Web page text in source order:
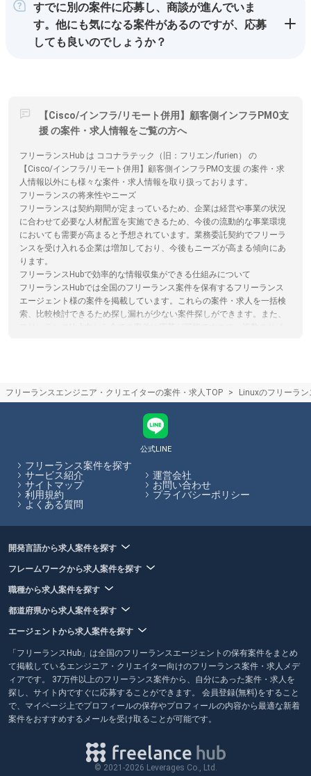
すでに別の案件に応募し、商談が進んでいま
す。他にも気になる案件があるのですが、応募
しても良いのでしょうか？
【Cisco/インフラ/リモート併用】顧客側インフラPMO支
援 の案件・求人情報をご覧の方へ
フリーランスHub は ココナラテック（旧：フリエン/furien） の
【Cisco/インフラ/リモート併用】顧客側インフラPMO支援 の案件・求
人情報以外にも様々な案件・求人情報を取り扱っております。
フリーランスの将来性やニーズ
フリーランスは契約期間が定まっているため、企業は経営や事業の状況
に合わせて必要な人材配置を実施できるため、今後の流動的な事業環境
においても需要が高まると予想されています。業務委託契約でフリーラ
ンスを受け入れる企業は増加しており、今後もニーズが高まる傾向にあ
ります。
フリーランスHubで効率的な情報収集ができる仕組みについて
フリーランスHubでは全国のフリーランス案件を保有するフリーランス
エージェント様の案件を掲載しています。これらの案件・求人を一括検
索、比較検討できるため探し漏れが少ない案件探しができます。また、
最近は在宅/リモートワーク可能な案件が増えており、フリーランスエー
多いエージェントやリモート案件が多いエージェントなど、エージェン
トによって特徴がありますので、リモート案件に強いエージェントを選
ぶのがおすすめです。フリーランスHubでは、各エージェントのサービ
ス内容やその比較をサイト内で行うことができます。
フリーランスHubはお客様のフリーランス案件探しを最大限サポートし
ていきます。
フリーランスエンジニア・クリエイターの案件・求人TOP Linuxのフリーラ
公式LINE
フリーランス案件を探す
サービス紹介
運営会社
サイトマップ
お問い合わせ
利用規約
プライバシーポリシー
よくある質問
開発言語から求人案件を探す
フレームワークから求人案件を探す
職種から求人案件を探す
都道府県から求人案件を探す
エージェントから求人案件を探す
「フリーランスHub」は全国のフリーランスエージェントの保有案件をまとめ
て掲載しているエンジニア・クリエイター向けのフリーランス案件・求人メデ
ィアです。 37万件以上のフリーランス案件から、自分にあった案件・求人を
探し、サイト内ですぐに応募することができます。 会員登録(無料)をすること
で、マイページ上でプロフィールの保存やプロフィールの内容から最適な新着
案件をおすすめするメールを受け取ることが可能です。
© 2021-2026 Leverages Co., Ltd.